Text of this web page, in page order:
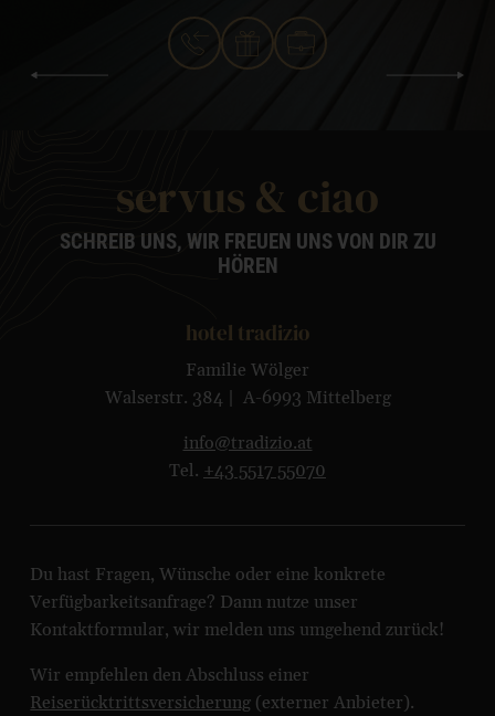
servus & ciao
SCHREIB UNS, WIR FREUEN UNS VON DIR ZU
HÖREN
hotel tradizio
Familie Wölger
Walserstr. 384 | A-6993 Mittelberg
info@tradizio.at
Tel. +43 5517 55070
Du hast Fragen, Wünsche oder eine konkrete
Verfügbarkeitsanfrage? Dann nutze unser
Kontaktformular, wir melden uns umgehend zurück!
Wir empfehlen den Abschluss einer
Reiserücktrittsversicherung (externer Anbieter).